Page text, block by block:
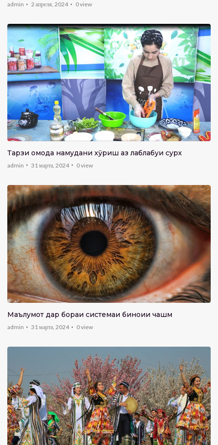
admin 2 апреля, 2024 0view
Тарзи омода намудани хӯриш аз лаблабуи сурх
admin 31 марта, 2024 0view
Маълумот дар бораи системаи биноии чашм
admin 31 марта, 2024 0view